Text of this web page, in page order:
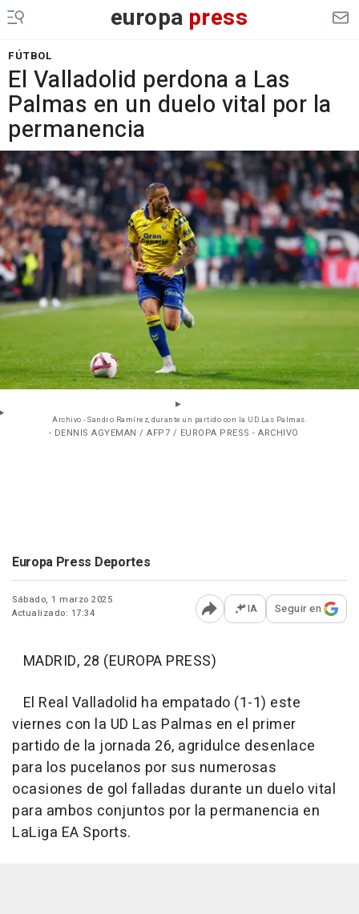
europa press
FÚTBOL
El Valladolid perdona a Las
Palmas en un duelo vital por la
permanencia
Archivo - Sandro Ramírez, durante un partido con la UD Las Palmas.
- DENNIS AGYEMAN / AFP7 / EUROPA PRESS - ARCHIVO
Europa Press Deportes
Sábado, 1 marzo 2025
Actualizado: 17:34
Abrir opciones para
IA Seguir en
MADRID, 28 (EUROPA PRESS)
El Real Valladolid ha empatado (1-1) este
viernes con la UD Las Palmas en el primer
partido de la jornada 26, agridulce desenlace
para los pucelanos por sus numerosas
ocasiones de gol falladas durante un duelo vital
para ambos conjuntos por la permanencia en
LaLiga EA Sports.